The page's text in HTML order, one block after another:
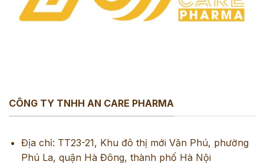
CÔNG TY TNHH AN CARE PHARMA
Địa chỉ: TT23-21, Khu đô thị mới Văn Phú, phường
Phú La, quận Hà Đông, thành phố Hà Nội